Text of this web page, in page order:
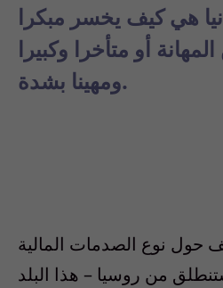
هي كيف يخسر مبكرا
أو متأخرا وكبيرا
ومهينا بشدة.
حول نوع الصدمات المالية
من روسيا – هذا البلد